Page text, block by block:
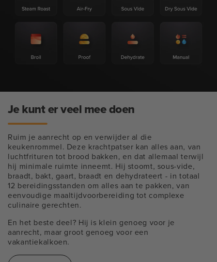
Je kunt er veel mee doen
Ruim je aanrecht op en verwijder al die
keukenrommel. Deze krachtpatser kan alles aan, van
luchtfrituren tot brood bakken, en dat allemaal terwijl
hij minimale ruimte inneemt. Hij stoomt, sous-vide,
braadt, bakt, gaart, braadt en dehydrateert - in totaal
12 bereidingsstanden om alles aan te pakken, van
eenvoudige maaltijdvoorbereiding tot complexe
culinaire gerechten.
En het beste deel? Hij is klein genoeg voor je
aanrecht, maar groot genoeg voor een
vakantiekalkoen.